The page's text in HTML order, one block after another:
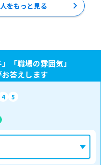
をもっと見る
「職場の雰囲気」
答えします
4 5